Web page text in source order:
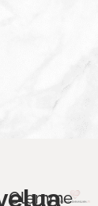
Olemme